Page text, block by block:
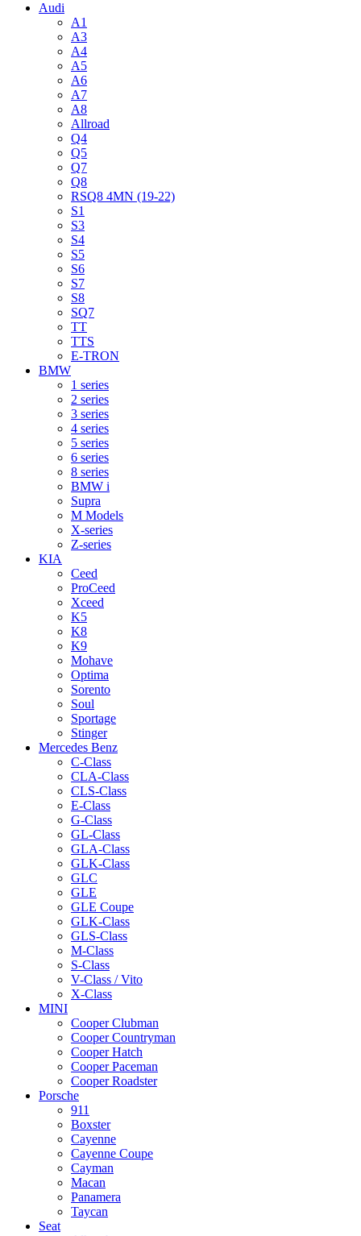
Audi
A1
A3
A4
A5
A6
A7
A8
Allroad
Q4
Q5
Q7
Q8
RSQ8 4MN (19-22)
S1
S3
S4
S5
S6
S7
S8
SQ7
TT
TTS
E-TRON
BMW
1 series
2 series
3 series
4 series
5 series
6 series
8 series
BMW i
Supra
M Models
X-series
Z-series
KIA
Ceed
ProCeed
Xceed
K5
K8
K9
Mohave
Optima
Sorento
Soul
Sportage
Stinger
Mercedes Benz
C-Class
CLA-Class
CLS-Class
E-Class
G-Class
GL-Class
GLA-Class
GLK-Class
GLC
GLE
GLE Coupe
GLK-Class
GLS-Class
M-Class
S-Class
V-Class / Vito
X-Class
MINI
Cooper Clubman
Cooper Countryman
Cooper Hatch
Cooper Paceman
Cooper Roadster
Porsche
911
Boxster
Cayenne
Cayenne Coupe
Cayman
Macan
Panamera
Taycan
Seat